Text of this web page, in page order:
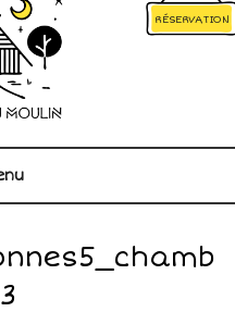
RÉSERVATION